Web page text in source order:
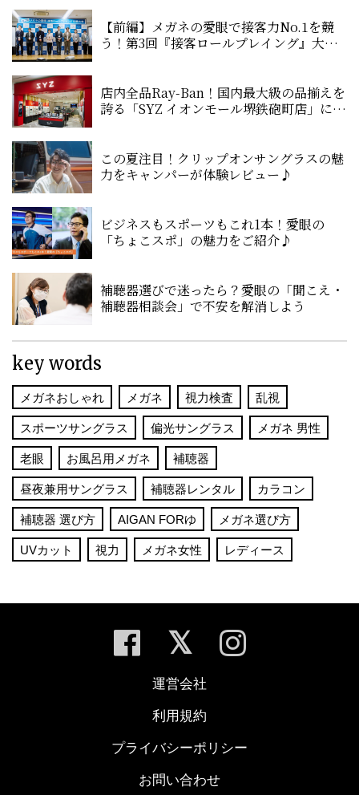
【前編】メガネの愛眼で接客力No.1を競
う！第3回『接客ロールプレイング』大会
店内全品Ray-Ban！国内最大級の品揃えを
誇る「SYZ イオンモール堺鉄砲町店」に潜
この夏注目！クリップオンサングラスの魅
力をキャンパーが体験レビュー♪
ビジネスもスポーツもこれ1本！愛眼の
「ちょこスポ」の魅力をご紹介♪
補聴器選びで迷ったら？愛眼の「聞こえ・
補聴器相談会」で不安を解消しよう
key words
メガネおしゃれ メガネ 視力検査 乱視
スポーツサングラス 偏光サングラス メガネ 男性
老眼 お風呂用メガネ 補聴器
昼夜兼用サングラス 補聴器レンタル カラコン
補聴器 選び方 AIGAN FORゆ メガネ選び方
UVカット 視力 メガネ女性 レディース
運営会社
利用規約
プライバシーポリシー
お問い合わせ